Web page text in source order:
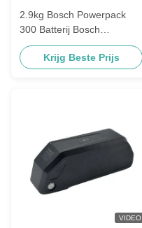
2.9kg Bosch Powerpack
300 Batterij Bosch
Connector 300Wh
CapaciteitKrijg Beste Prijs
VIDEO